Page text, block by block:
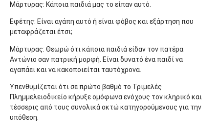
Μάρτυρας: Κάποια παιδιά μας το είπαν αυτό.
Εφέτης: Είναι αγάπη αυτό ή είναι φόβος και εξάρτηση που
μεταφράζεται έτσι;
Μάρτυρας: Θεωρώ ότι κάποια παιδιά είδαν τον πατέρα
Αντώνιο σαν πατρική μορφή. Είναι δυνατό ένα παιδί να
αγαπάει και να κακοποιείται ταυτόχρονα.
Υπενθυμίζεται ότι σε πρώτο βαθμό το Τριμελές
Πλημμελειοδικείο κήρυξε ομόφωνα ενόχους τον κληρικό και
τέσσερις από τους συνολικά οκτώ κατηγορούμενους για την
υπόθεση.